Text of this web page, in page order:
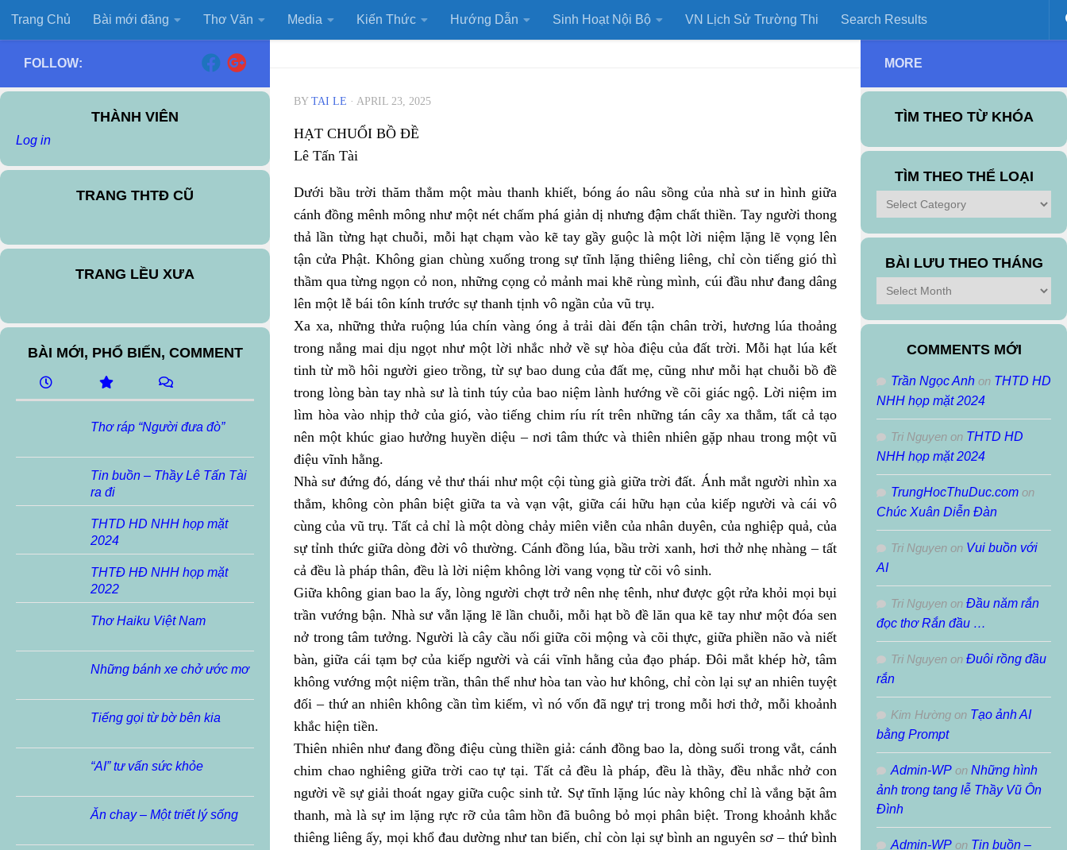
Skip to content
Trang Chủ Bài mới đăng Thơ Văn Media Kiến Thức Hướng Dẫn Sinh Hoạt Nội Bộ VN Lịch Sử Trường Thi Search Results
BY TAI LE · APRIL 23, 2025
HẠT CHUỔI BỒ ĐỀ
Lê Tấn Tài
Dưới bầu trời thăm thẳm một màu thanh khiết, bóng áo nâu sồng của nhà sư in hình giữa
cánh đồng mênh mông như một nét chấm phá giản dị nhưng đậm chất thiền. Tay người thong
thả lần từng hạt chuỗi, mỗi hạt chạm vào kẽ tay gầy guộc là một lời niệm lặng lẽ vọng lên
tận cửa Phật. Không gian chùng xuống trong sự tĩnh lặng thiêng liêng, chỉ còn tiếng gió thì
thầm qua từng ngọn cỏ non, những cọng cỏ mảnh mai khẽ rùng mình, cúi đầu như đang dâng
lên một lễ bái tôn kính trước sự thanh tịnh vô ngần của vũ trụ.
Xa xa, những thửa ruộng lúa chín vàng óng ả trải dài đến tận chân trời, hương lúa thoảng
trong nắng mai dịu ngọt như một lời nhắc nhở về sự hòa điệu của đất trời. Mỗi hạt lúa kết
tinh từ mồ hôi người gieo trồng, từ sự bao dung của đất mẹ, cũng như mỗi hạt chuỗi bồ đề
trong lòng bàn tay nhà sư là tinh túy của bao niệm lành hướng về cõi giác ngộ. Lời niệm im
lìm hòa vào nhịp thở của gió, vào tiếng chim ríu rít trên những tán cây xa thẳm, tất cả tạo
nên một khúc giao hưởng huyền diệu – nơi tâm thức và thiên nhiên gặp nhau trong một vũ
điệu vĩnh hằng.
Nhà sư đứng đó, dáng vẻ thư thái như một cội tùng già giữa trời đất. Ánh mắt người nhìn xa
thẳm, không còn phân biệt giữa ta và vạn vật, giữa cái hữu hạn của kiếp người và cái vô
cùng của vũ trụ. Tất cả chỉ là một dòng chảy miên viễn của nhân duyên, của nghiệp quả, của
sự tỉnh thức giữa dòng đời vô thường. Cánh đồng lúa, bầu trời xanh, hơi thở nhẹ nhàng – tất
cả đều là pháp thân, đều là lời niệm không lời vang vọng từ cõi vô sinh.
Giữa không gian bao la ấy, lòng người chợt trở nên nhẹ tênh, như được gột rửa khỏi mọi bụi
trần vướng bận. Nhà sư vẫn lặng lẽ lần chuỗi, mỗi hạt bồ đề lăn qua kẽ tay như một đóa sen
nở trong tâm tưởng. Người là cây cầu nối giữa cõi mộng và cõi thực, giữa phiền não và niết
bàn, giữa cái tạm bợ của kiếp người và cái vĩnh hằng của đạo pháp. Đôi mắt khép hờ, tâm
không vướng một niệm trần, thân thể như hòa tan vào hư không, chỉ còn lại sự an nhiên tuyệt
đối – thứ an nhiên không cần tìm kiếm, vì nó vốn đã ngự trị trong mỗi hơi thở, mỗi khoảnh
khắc hiện tiền.
Thiên nhiên như đang đồng điệu cùng thiền giả: cánh đồng bao la, dòng suối trong vắt, cánh
chim chao nghiêng giữa trời cao tự tại. Tất cả đều là pháp, đều là thầy, đều nhắc nhở con
người về sự giải thoát ngay giữa cuộc sinh tử. Sự tĩnh lặng lúc này không chỉ là vắng bặt âm
thanh, mà là sự im lặng rực rỡ của tâm hồn đã buông bỏ mọi phân biệt. Trong khoảnh khắc
thiêng liêng ấy, mọi khổ đau dường như tan biến, chỉ còn lại sự bình an nguyên sơ – thứ bình
FOLLOW:
THÀNH VIÊN
Log in
TRANG THTĐ CŨ
TRANG LỀU XƯA
BÀI MỚI, PHỔ BIẾN, COMMENT
Thơ ráp “Người đưa đò”
Tin buồn – Thầy Lê Tấn Tài
ra đi
THTD HD NHH họp mặt
2024
THTĐ HĐ NHH họp mặt
2022
Thơ Haiku Việt Nam
Những bánh xe chở ước mơ
Tiếng gọi từ bờ bên kia
“AI” tư vấn sức khỏe
Ăn chay – Một triết lý sống
MORE
TÌM THEO TỪ KHÓA
TÌM THEO THỂ LOẠI
Tìm
theo
Thể
Loại
BÀI LƯU THEO THÁNG
Bài
Lưu
Theo
COMMENTS MỚI
Trần Ngọc Anh on THTD HD
NHH họp mặt 2024
Tri Nguyen on THTD HD
NHH họp mặt 2024
TrungHocThuDuc.com on
Chúc Xuân Diễn Đàn
Tri Nguyen on Vui buồn với
AI
Tri Nguyen on Đầu năm rắn
đọc thơ Rắn đầu …
Tri Nguyen on Đuôi rồng đầu
rắn
Kim Hường on Tạo ảnh AI
bằng Prompt
Admin-WP on Những hình
ảnh trong tang lễ Thầy Vũ Ôn
Đình
Admin-WP on Tin buồn –